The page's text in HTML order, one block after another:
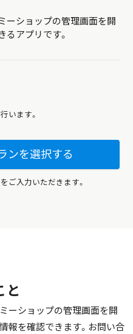
ーショップの管理画面を開
るアプリです。
います。
ンを選択する
をご入力いただきます。
と
ーショップの管理画面を開
報を確認できます。お問い合